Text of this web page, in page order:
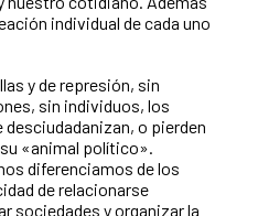
individual de cada uno
y de represión, sin
sin individuos, los
o pierden
«animal político».
diferenciamos de los
de relacionarse
sociedades y organizar la